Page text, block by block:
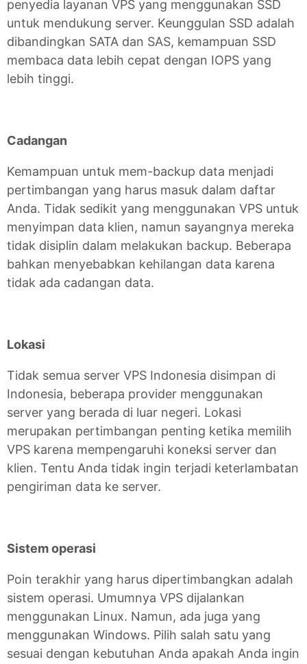
penyedia layanan VPS yang menggunakan SSD
untuk mendukung server. Keunggulan SSD adalah
dibandingkan SATA dan SAS, kemampuan SSD
membaca data lebih cepat dengan IOPS yang
lebih tinggi.
Cadangan
Kemampuan untuk mem-backup data menjadi
pertimbangan yang harus masuk dalam daftar
Anda. Tidak sedikit yang menggunakan VPS untuk
menyimpan data klien, namun sayangnya mereka
tidak disiplin dalam melakukan backup. Beberapa
bahkan menyebabkan kehilangan data karena
tidak ada cadangan data.
Lokasi
Tidak semua server VPS Indonesia disimpan di
Indonesia, beberapa provider menggunakan
server yang berada di luar negeri. Lokasi
merupakan pertimbangan penting ketika memilih
VPS karena mempengaruhi koneksi server dan
klien. Tentu Anda tidak ingin terjadi keterlambatan
pengiriman data ke server.
Sistem operasi
Poin terakhir yang harus dipertimbangkan adalah
sistem operasi. Umumnya VPS dijalankan
menggunakan Linux. Namun, ada juga yang
menggunakan Windows. Pilih salah satu yang
sesuai dengan kebutuhan Anda apakah Anda ingin